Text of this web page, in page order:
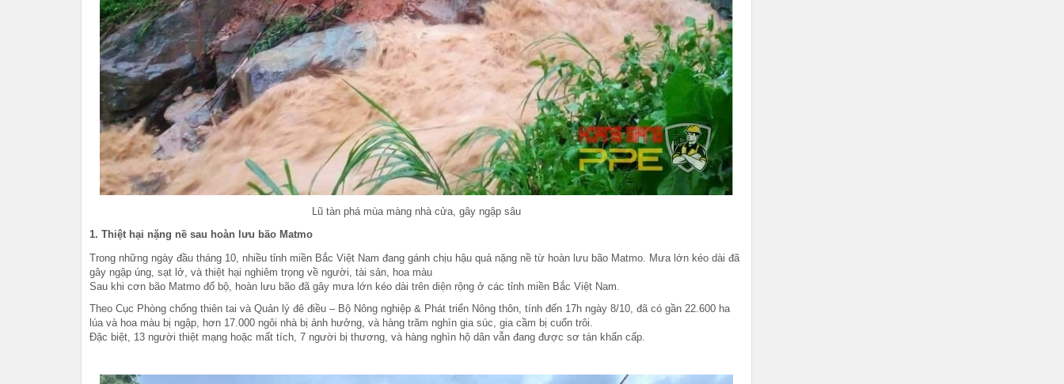
Lũ tàn phá mùa màng nhà cửa, gây ngập sâu
1. Thiệt hại nặng nề sau hoàn lưu bão Matmo
Trong những ngày đầu tháng 10, nhiều tỉnh miền Bắc Việt Nam đang gánh chịu hậu quả nặng nề từ hoàn lưu bão Matmo. Mưa lớn kéo dài đã
gây ngập úng, sạt lở, và thiệt hại nghiêm trọng về người, tài sản, hoa màu
Sau khi cơn bão Matmo đổ bộ, hoàn lưu bão đã gây mưa lớn kéo dài trên diện rộng ở các tỉnh miền Bắc Việt Nam.
Theo Cục Phòng chống thiên tai và Quản lý đê điều – Bộ Nông nghiệp & Phát triển Nông thôn, tính đến 17h ngày 8/10, đã có gần 22.600 ha
lúa và hoa màu bị ngập, hơn 17.000 ngôi nhà bị ảnh hưởng, và hàng trăm nghìn gia súc, gia cầm bị cuốn trôi.
Đặc biệt, 13 người thiệt mạng hoặc mất tích, 7 người bị thương, và hàng nghìn hộ dân vẫn đang được sơ tán khẩn cấp.